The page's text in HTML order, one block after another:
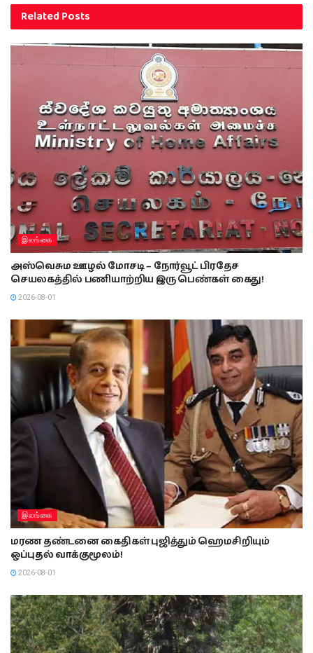
RelatedPosts
இலங்கை
அஸ்வெசும ஊழல் மோசடி – நோர்வூட் பிரதேச
செயலகத்தில் பணியாற்றிய இரு பெண்கள் கைது!
2026-08-01
இலங்கை
மரண தண்டனை கைதிகள் புஜித்தும் ஹெமசிறியும்
ஒப்புதல் வாக்குமூலம்!
2026-08-01